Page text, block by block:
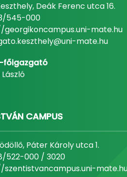
Deák Ferenc utca 16.
545-000
mate.hu
mate.hu
főigazgató
CAMPUS
Páter Károly utca 1.
522-000 / 3020